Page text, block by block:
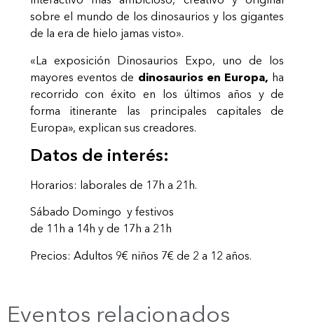
sobre el mundo de los dinosaurios y los gigantes
de la era de hielo jamas visto».
«La exposición Dinosaurios Expo, uno de los
mayores eventos de dinosaurios en Europa, ha
recorrido con éxito en los últimos años y de
forma itinerante las principales capitales de
Europa», explican sus creadores.
Datos de interés:
Horarios: laborales de 17h a 21h.
Sábado Domingo y festivos
de 11h a 14h y de 17h a 21h
Precios: Adultos 9€ niños 7€ de 2 a 12 años.
Eventos relacionados